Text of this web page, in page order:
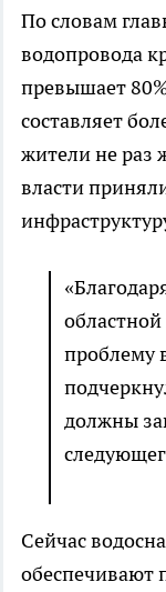
По словам
водопровода
превышает
составляет
жители не раз
власти
проблему
должны
Сейчас
обеспечивают